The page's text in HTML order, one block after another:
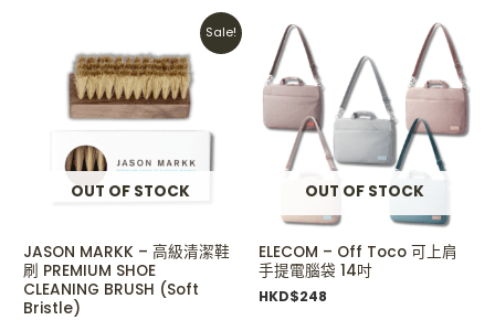
Sale!
OUT OF STOCK
JASON MARKK – 高級清潔鞋
刷 PREMIUM SHOE
CLEANING BRUSH (Soft
Bristle)
was:
HKD$110.
is:
HKD$90.
OUT OF STOCK
ELECOM – Off Toco 可上肩
手提電腦袋 14吋
HKD$248